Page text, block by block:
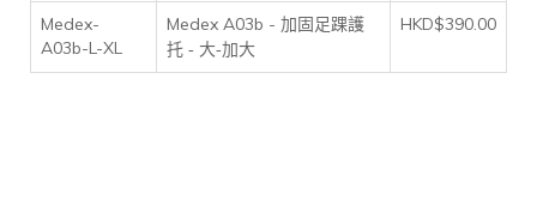
Medex-
A03b-L-XL
Medex A03b - 加固足踝護
托 - 大-加大
HKD$390.00